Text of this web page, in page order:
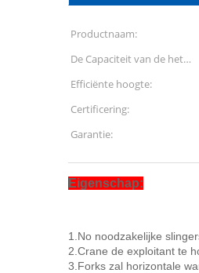
Productnaam:
De Capaciteit van de het
werklading:
Efficiënte hoogte:
Certificering:
Garantie:
Eigenschap:
1.No noodzakelijke
2.Crane de exploitant te
3.Forks zal horizontale